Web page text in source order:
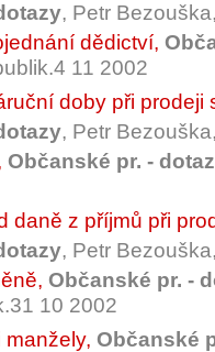
, Petr
dědictví,
11 2002
doby při prodeji
, Petr
Občanské pr. -
daně z příjmů při
, Petr
, Občanské pr. -
10 2002
manžely, Občanské